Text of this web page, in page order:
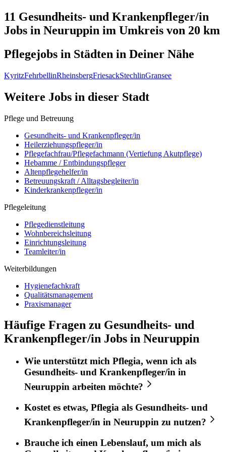
11 Gesundheits- und Krankenpfleger/in
Jobs in Neuruppin im Umkreis von 20 km
Pflegejobs in Städten in Deiner Nähe
KyritzFehrbellinRheinsbergFriesackStechlinGransee
Weitere Jobs in dieser Stadt
Pflege und Betreuung
Gesundheits- und Krankenpfleger/in
Heilerziehungspfleger/in
Pflegefachfrau/Pflegefachmann (Vertiefung Akutpflege)
Hebamme / Entbindungspfleger
Altenpflegehelfer/in
Betreuungskraft / Alltagsbegleiter/in
Kinderkrankenpfleger/in
Pflegeleitung
Pflegedienstleitung
Wohnbereichsleitung
Einrichtungsleitung
Teamleiter/in
Weiterbildungen
Hygienefachkraft
Qualitätsmanagement
Praxismanager
Häufige Fragen zu Gesundheits- und
Krankenpfleger/in Jobs in Neuruppin
Wie unterstützt mich Pflegia, wenn ich als
Gesundheits- und Krankenpfleger/in in
Neuruppin arbeiten möchte?
Kostet es etwas, Pflegia als Gesundheits- und
Krankenpfleger/in in Neuruppin zu nutzen?
Brauche ich einen Lebenslauf, um mich als